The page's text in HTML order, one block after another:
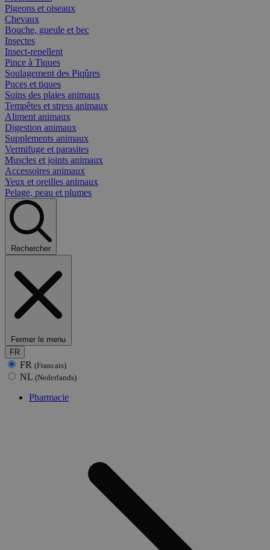
Pigeons et oiseaux
Chevaux
Bouche, gueule et bec
Insectes
Insect-repellent
Pince à Tiques
Soulagement des Piqûres
Puces et tiques
Soins des plaies animaux
Tempêtes et stress animaux
Aliment animaux
Digestion animaux
Supplements animaux
Vermifuge et parasites
Muscles et joints animaux
Accessoires animaux
Yeux et oreilles animaux
Pelage, peau et plumes
Rechercher
Fermer le menu
FR
FR (Francais)
NL (Nederlands)
Pharmacie